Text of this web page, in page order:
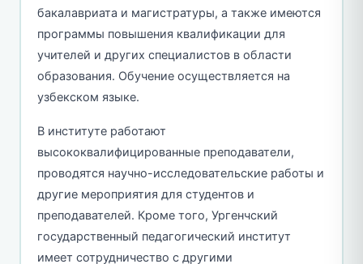
бакалавриата и магистратуры, а также имеются
программы повышения квалификации для
учителей и других специалистов в области
образования. Обучение осуществляется на
узбекском языке.
В институте работают
высококвалифицированные преподаватели,
проводятся научно-исследовательские работы и
другие мероприятия для студентов и
преподавателей. Кроме того, Ургенчский
государственный педагогический институт
имеет сотрудничество с другими